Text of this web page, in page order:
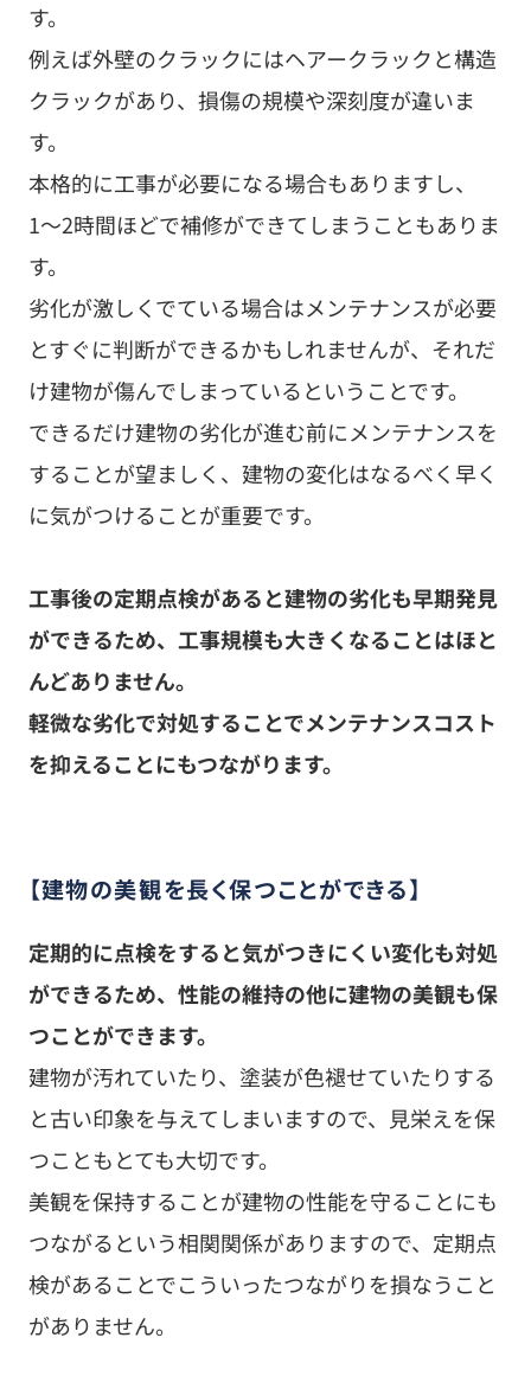
す。
劣化が激しくでている場合はメンテナンスが必要
とすぐに判断ができるかもしれませんが、それだ
け建物が傷んでしまっているということです。
できるだけ建物の劣化が進む前にメンテナンスを
することが望ましく、建物の変化はなるべく早く
に気がつけることが重要です。
工事後の定期点検があると建物の劣化も早期発見
ができるため、工事規模も大きくなることはほと
んどありません。
軽微な劣化で対処することでメンテナンスコスト
を抑えることにもつながります。
【建物の美観を長く保つことができる】
定期的に点検をすると気がつきにくい変化も対処
ができるため、性能の維持の他に建物の美観も保
と古い印象を与えてしまいますので、見栄えを保
美観を保持することが建物の性能を守ることにも
つながるという相関関係がありますので、定期点
検があることでこういったつながりを損なうこと
がありません。
【今後のメンテナンスも安心できる】